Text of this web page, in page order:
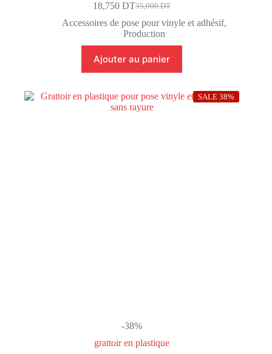
35,000DT
Le
prix
initial
était :
35,000 DT.
18,750DTLe
prix
actuel
est :
18,750 DT.
Accessoires de pose pour vinyle et adhésif,
Production
Ajouter au panier
-38%
grattoir en plastique
SALE 38%